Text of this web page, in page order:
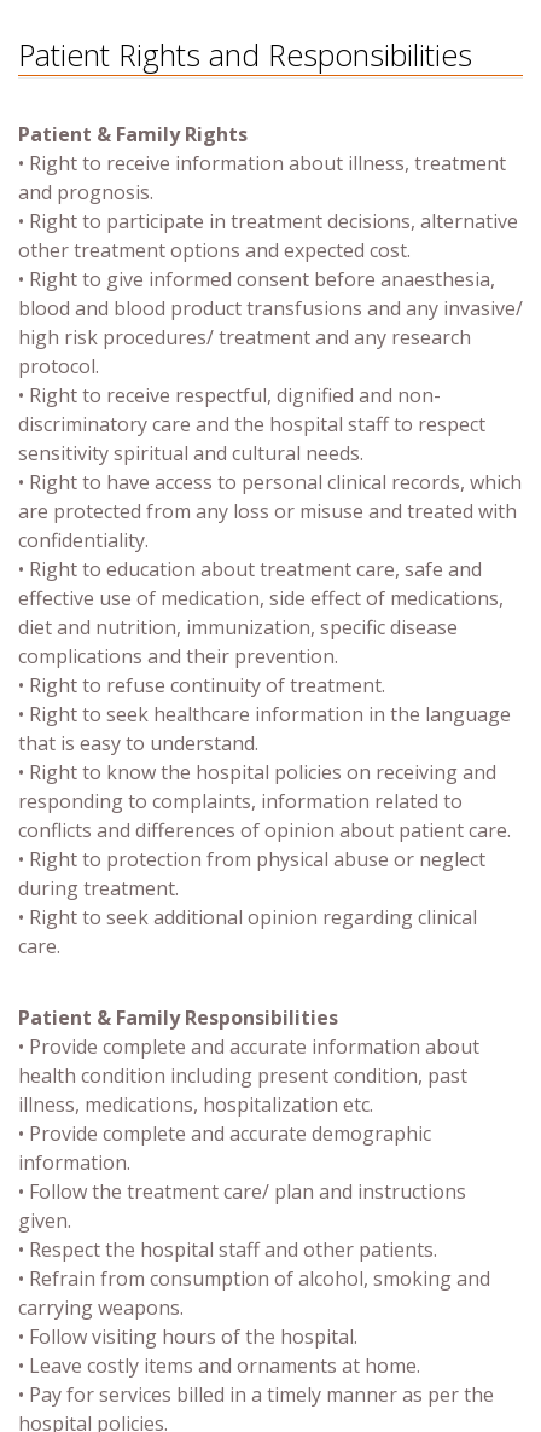
Patient Rights and Responsibilities
Patient & Family Rights
• Right to receive information about illness, treatment
and prognosis.
• Right to participate in treatment decisions, alternative
other treatment options and expected cost.
• Right to give informed consent before anaesthesia,
blood and blood product transfusions and any invasive/
high risk procedures/ treatment and any research
protocol.
• Right to receive respectful, dignified and non-
discriminatory care and the hospital staff to respect
sensitivity spiritual and cultural needs.
• Right to have access to personal clinical records, which
are protected from any loss or misuse and treated with
confidentiality.
• Right to education about treatment care, safe and
effective use of medication, side effect of medications,
diet and nutrition, immunization, specific disease
complications and their prevention.
• Right to refuse continuity of treatment.
• Right to seek healthcare information in the language
that is easy to understand.
• Right to know the hospital policies on receiving and
responding to complaints, information related to
conflicts and differences of opinion about patient care.
• Right to protection from physical abuse or neglect
during treatment.
• Right to seek additional opinion regarding clinical
care.
Patient & Family Responsibilities
• Provide complete and accurate information about
health condition including present condition, past
illness, medications, hospitalization etc.
• Provide complete and accurate demographic
information.
• Follow the treatment care/ plan and instructions
given.
• Respect the hospital staff and other patients.
• Refrain from consumption of alcohol, smoking and
carrying weapons.
• Follow visiting hours of the hospital.
• Leave costly items and ornaments at home.
• Pay for services billed in a timely manner as per the
hospital policies.